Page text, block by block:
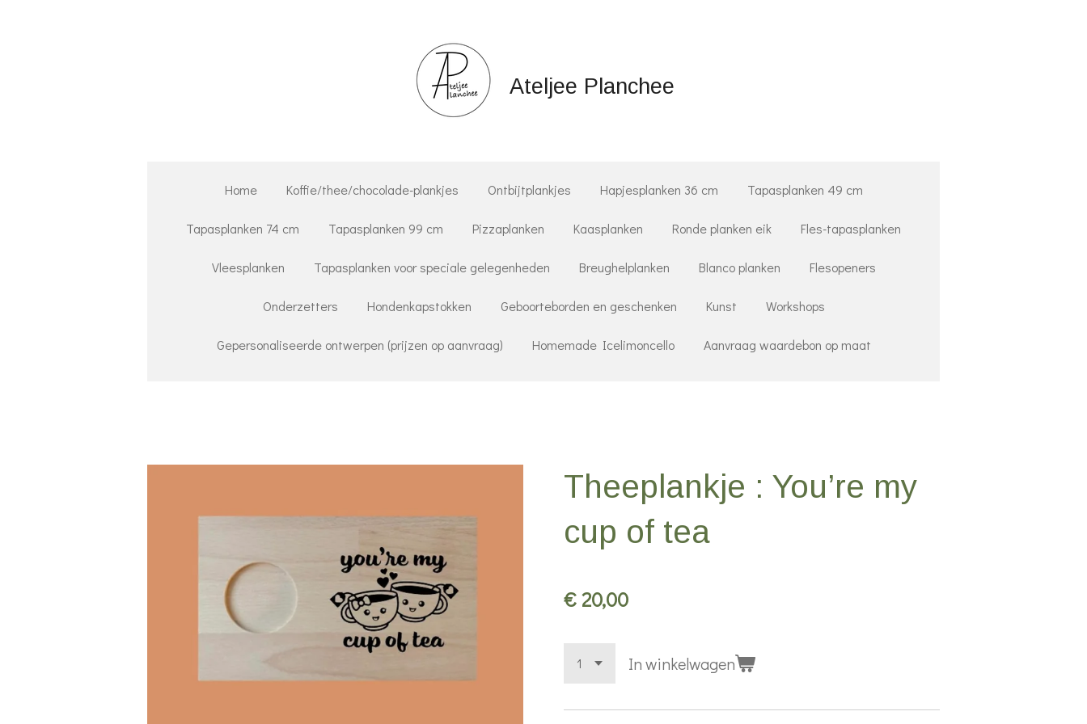
Ateljee Planchee
Home Koffie/thee/chocolade-plankjes Ontbijtplankjes Hapjesplanken 36 cm Tapasplanken 49 cm
Tapasplanken 74 cm Tapasplanken 99 cm Pizzaplanken Kaasplanken Ronde planken eik Fles-tapasplanken
Vleesplanken Tapasplanken voor speciale gelegenheden Breughelplanken Blanco planken Flesopeners
Onderzetters Hondenkapstokken Geboorteborden en geschenken Kunst Workshops
Gepersonaliseerde ontwerpen (prijzen op aanvraag) Homemade Icelimoncello Aanvraag waardebon op maat
Theeplankje : You’re my
cup of tea
€ 20,00
In winkelwagen